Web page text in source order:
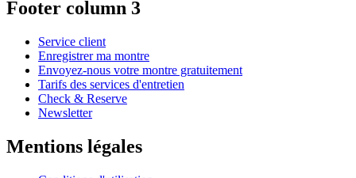
Footer column 3
Service client
Enregistrer ma montre
Envoyez-nous votre montre gratuitement
Tarifs des services d'entretien
Check & Reserve
Newsletter
Mentions légales